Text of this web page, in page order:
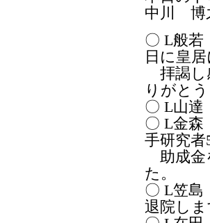
中川 博
〇 L般
日に皇
拝謁し
りがと
〇 L山
〇 L金
手研究
助成金
た。
〇 L笠
退院し